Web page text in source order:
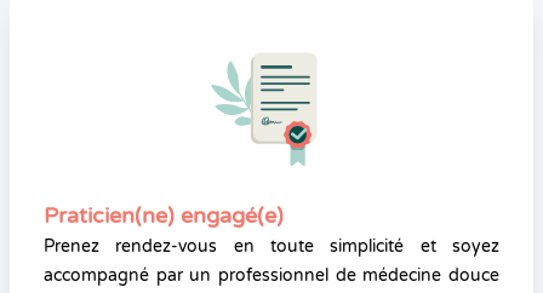
Praticien(ne) engagé(e)
Prenez rendez-vous en toute simplicité et soyez
accompagné par un professionnel de médecine douce